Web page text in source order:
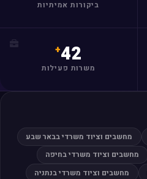
ביקורות אמיתיות
42
משרות פעילות
מחשבים וציוד משרדי בבאר שבע
מחשבים וציוד משרדי בחיפה
מחשבים וציוד משרדי בנתניה